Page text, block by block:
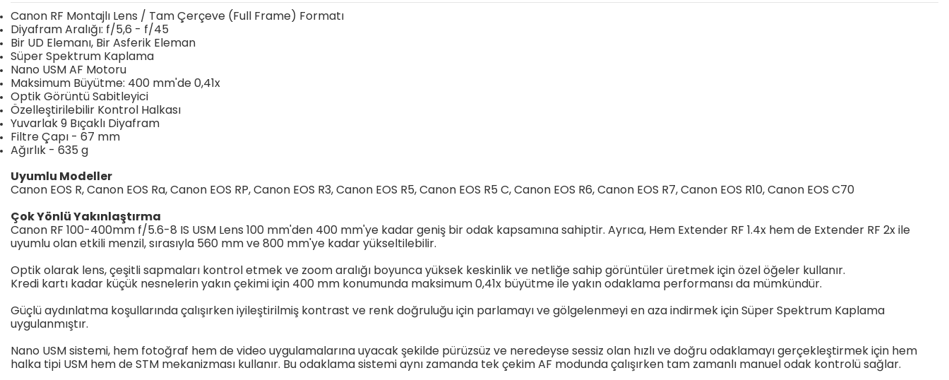
Canon RF Montajlı Lens / Tam Çerçeve (Full Frame) Formatı
Diyafram Aralığı: f/5,6 - f/45
Bir UD Elemanı, Bir Asferik Eleman
Süper Spektrum Kaplama
Nano USM AF Motoru
Maksimum Büyütme: 400 mm'de 0,41x
Optik Görüntü Sabitleyici
Özelleştirilebilir Kontrol Halkası
Yuvarlak 9 Bıçaklı Diyafram
Filtre Çapı - 67 mm
Ağırlık - 635 g
Uyumlu Modeller
Canon EOS R, Canon EOS Ra, Canon EOS RP, Canon EOS R3, Canon EOS R5, Canon EOS R5 C, Canon EOS R6, Canon EOS R7, Canon EOS R10, Canon EOS C70
Çok Yönlü Yakınlaştırma
Canon RF 100-400mm f/5.6-8 IS USM Lens 100 mm'den 400 mm'ye kadar geniş bir odak kapsamına sahiptir. Ayrıca, Hem Extender RF 1.4x hem de Extender RF 2x ile
uyumlu olan etkili menzil, sırasıyla 560 mm ve 800 mm'ye kadar yükseltilebilir.
Optik olarak lens, çeşitli sapmaları kontrol etmek ve zoom aralığı boyunca yüksek keskinlik ve netliğe sahip görüntüler üretmek için özel öğeler kullanır.
Kredi kartı kadar küçük nesnelerin yakın çekimi için 400 mm konumunda maksimum 0,41x büyütme ile yakın odaklama performansı da mümkündür.
Güçlü aydınlatma koşullarında çalışırken iyileştirilmiş kontrast ve renk doğruluğu için parlamayı ve gölgelenmeyi en aza indirmek için Süper Spektrum Kaplama
uygulanmıştır.
Nano USM sistemi, hem fotoğraf hem de video uygulamalarına uyacak şekilde pürüzsüz ve neredeyse sessiz olan hızlı ve doğru odaklamayı gerçekleştirmek için hem
halka tipi USM hem de STM mekanizması kullanır. Bu odaklama sistemi aynı zamanda tek çekim AF modunda çalışırken tam zamanlı manuel odak kontrolü sağlar.